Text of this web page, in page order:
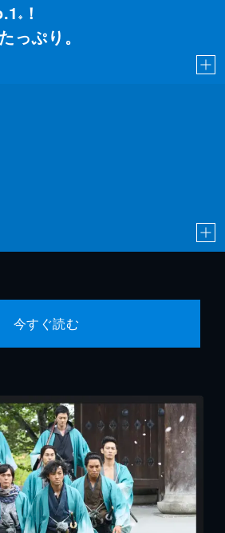
※
！
っぷり。
今すぐ読む